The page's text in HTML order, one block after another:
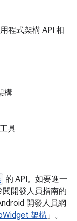
程式架構 API 相
構
具
的 API。如要進一
開發人員指南的
開發人員網
架構」。